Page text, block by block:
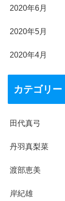
2020年6月
2020年5月
2020年4月
カテゴリー
田代真弓
丹羽真梨菜
渡部恵美
岸紀雄